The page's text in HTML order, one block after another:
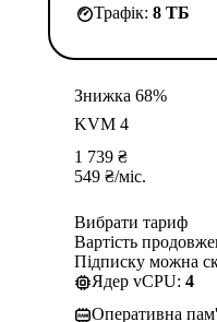
Трафік: 8 TБ
Знижка 68%
KVM 4
1 739 ₴
549 ₴/міс.
Вибрати тариф
Вартість
Підписку можна
Ядер vCPU: 4
Оперативна